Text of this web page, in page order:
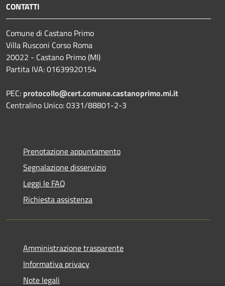
CONTATTI
Comune di Castano Primo
Villa Rusconi Corso Roma
20022 - Castano Primo (MI)
Partita IVA: 01639920154
PEC: protocollo@cert.comune.castanoprimo.mi.it
Centralino Unico: 0331/88801-2-3
Prenotazione appuntamento
Segnalazione disservizio
Leggi le FAQ
Richiesta assistenza
Amministrazione trasparente
Informativa privacy
Note legali